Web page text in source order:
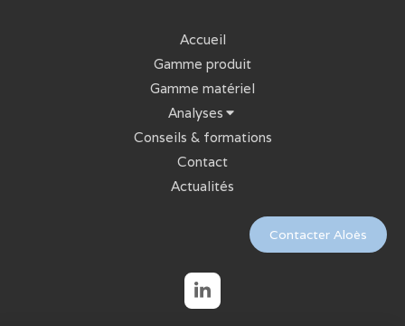
Accueil
Gamme produit
Gamme matériel
Analyses
Conseils & formations
Contact
Actualités
Contacter Aloès